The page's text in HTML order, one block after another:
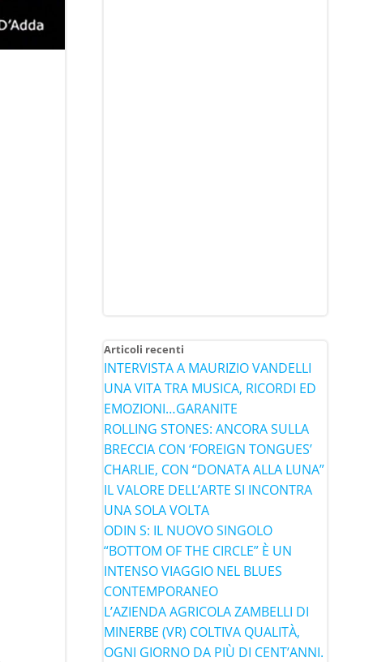
Articoli recenti
INTERVISTA A MAURIZIO VANDELLI
UNA VITA TRA MUSICA, RICORDI ED
EMOZIONI…GARANITE
ROLLING STONES: ANCORA SULLA
BRECCIA CON ‘FOREIGN TONGUES’
CHARLIE, CON “DONATA ALLA LUNA”
IL VALORE DELL’ARTE SI INCONTRA
UNA SOLA VOLTA
ODIN S: IL NUOVO SINGOLO
“BOTTOM OF THE CIRCLE” È UN
INTENSO VIAGGIO NEL BLUES
CONTEMPORANEO
L’AZIENDA AGRICOLA ZAMBELLI DI
MINERBE (VR) COLTIVA QUALITÀ,
OGNI GIORNO DA PIÙ DI CENT’ANNI.